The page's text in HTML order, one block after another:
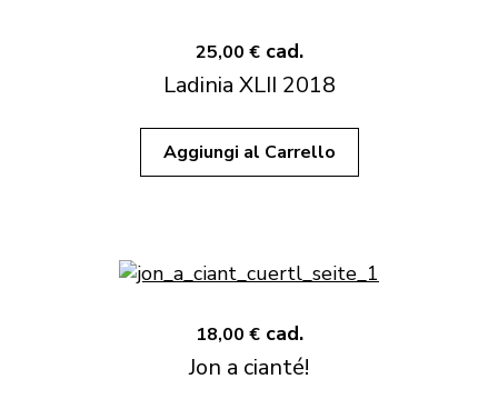
25,00 € cad.
Ladinia XLII 2018
Aggiungi al Carrello
18,00 € cad.
Jon a cianté!